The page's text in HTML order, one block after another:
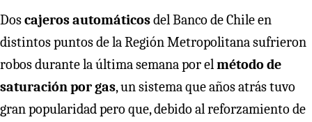
Doscajeros automáticosdel Banco de Chile en
distintos puntos de la Región Metropolitana sufrieron
robos durante la última semana por elmétodo de
saturación por gas, un sistema que años atrás tuvo
gran popularidad pero que, debido al reforzamiento de